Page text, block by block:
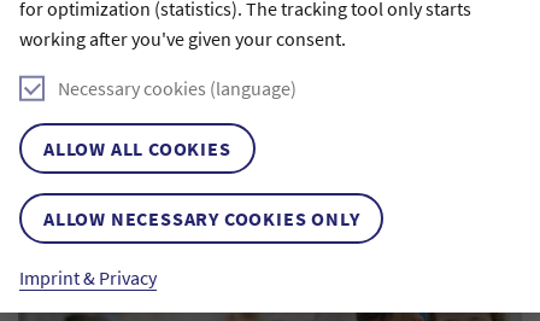
for optimization (statistics). The tracking tool only starts
working after you've given your consent.
Necessary cookies (language)
ALLOW ALL COOKIES
ALLOW NECESSARY COOKIES ONLY
Imprint & Privacy
Zurück zur Übersicht
VERWANDTE ARTIKEL
14. November 2023
Spielen, Bauen und Sortieren – Mathematik im
Kita-Alltag entdecken und begleiten